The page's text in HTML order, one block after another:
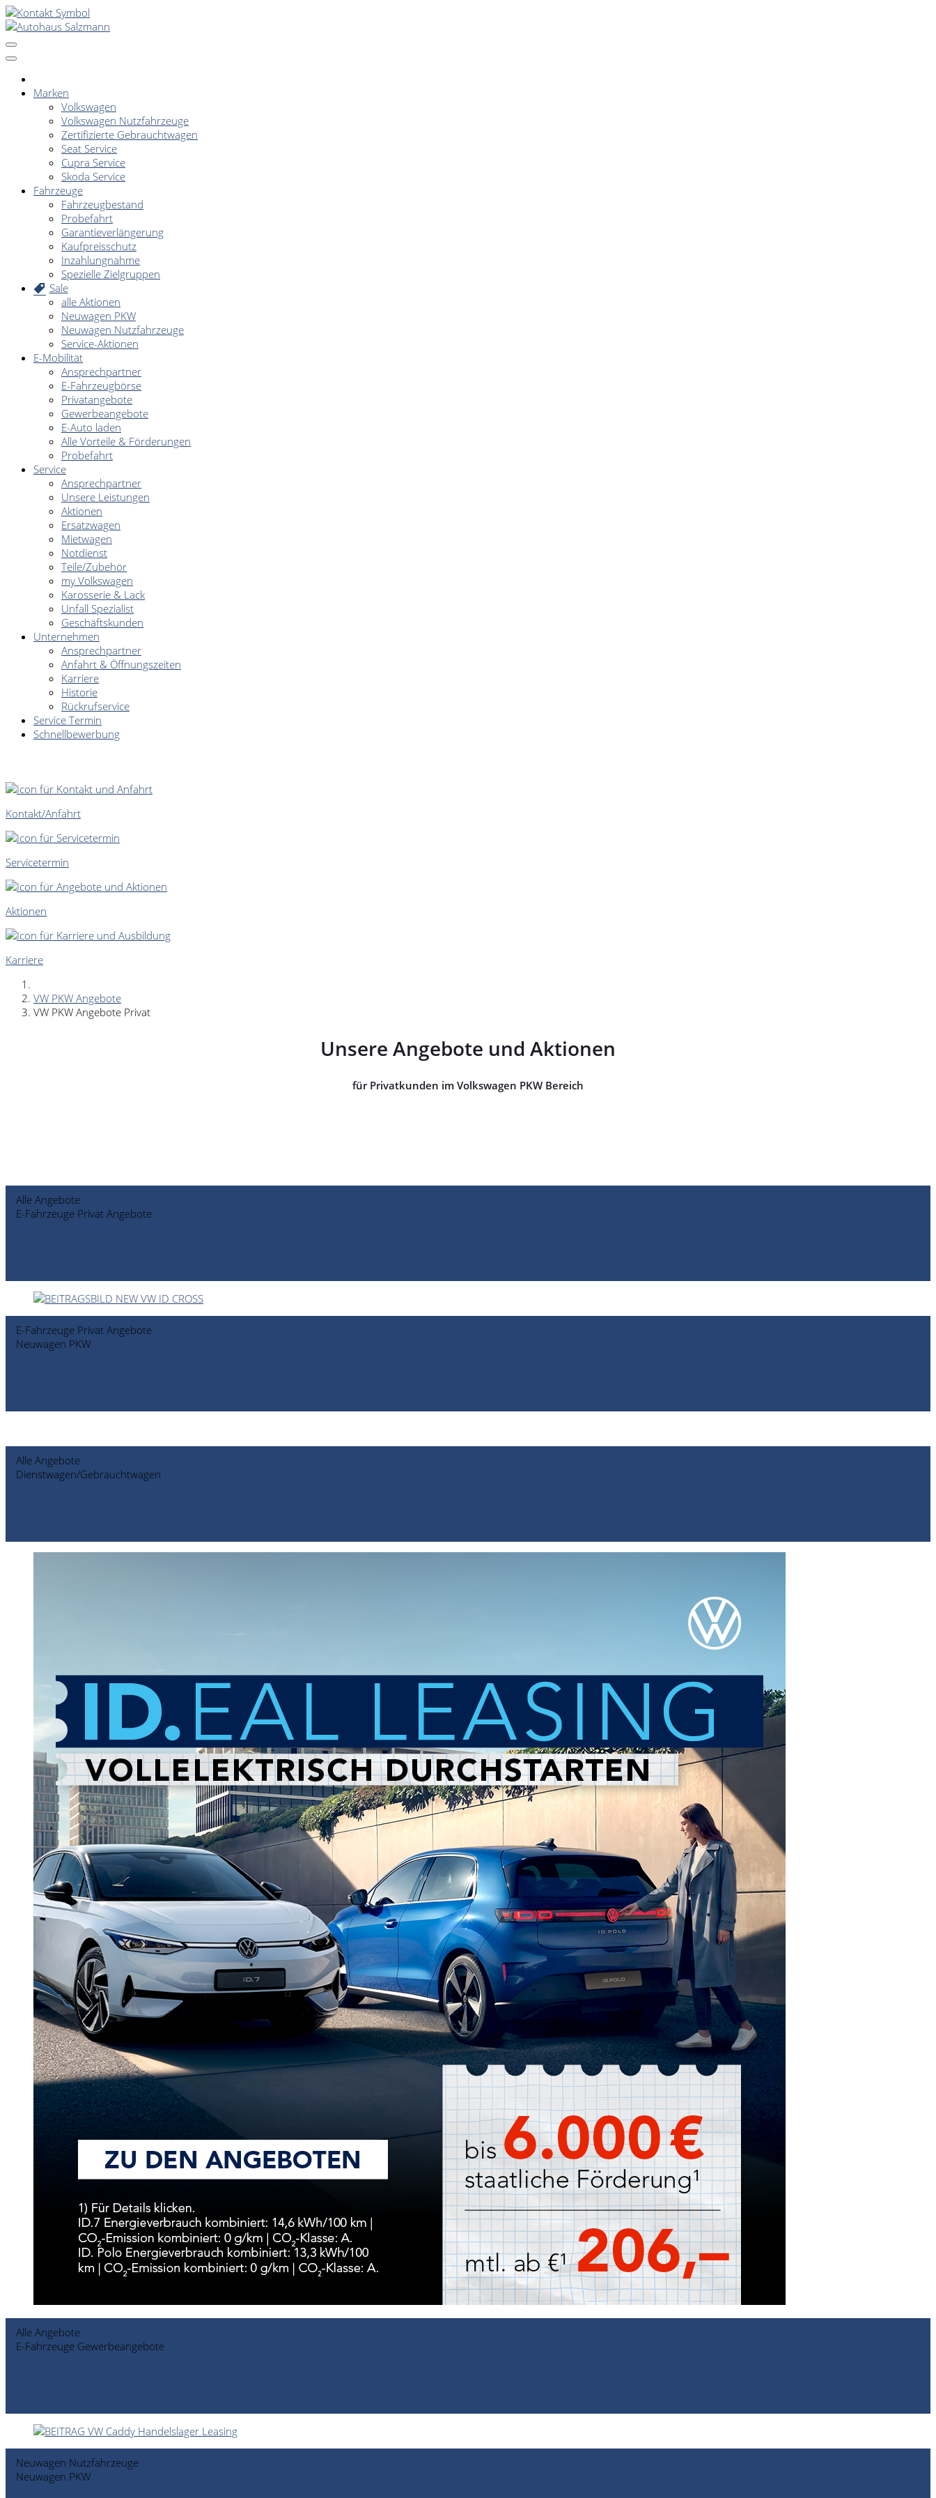
Marken
Volkswagen
Volkswagen Nutzfahrzeuge
Zertifizierte Gebrauchtwagen
Seat Service
Cupra Service
Skoda Service
Fahrzeuge
Fahrzeugbestand
Probefahrt
Garantieverlängerung
Kaufpreisschutz
Inzahlungnahme
Spezielle Zielgruppen
Sale
alle Aktionen
Neuwagen PKW
Neuwagen Nutzfahrzeuge
Service-Aktionen
E-Mobilität
Ansprechpartner
E-Fahrzeugbörse
Privatangebote
Gewerbeangebote
E-Auto laden
Alle Vorteile & Förderungen
Probefahrt
Service
Ansprechpartner
Unsere Leistungen
Aktionen
Ersatzwagen
Mietwagen
Notdienst
Teile/Zubehör
my Volkswagen
Karosserie & Lack
Unfall Spezialist
Geschäftskunden
Unternehmen
Ansprechpartner
Anfahrt & Öffnungszeiten
Karriere
Historie
Rückrufservice
Service Termin
Schnellbewerbung
Kontakt/Anfahrt
Servicetermin
Aktionen
Karriere
VW PKW Angebote
VW PKW Angebote Privat
Unsere Angebote und Aktionen
für Privatkunden im Volkswagen PKW Bereich
Alle Angebote
E-Fahrzeuge Privat Angebote
E-Fahrzeuge Privat Angebote
Neuwagen PKW
Alle Angebote
Dienstwagen/Gebrauchtwagen
Alle Angebote
E-Fahrzeuge Gewerbeangebote
Neuwagen Nutzfahrzeuge
Neuwagen PKW